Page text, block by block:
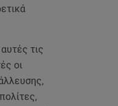
τις
οι